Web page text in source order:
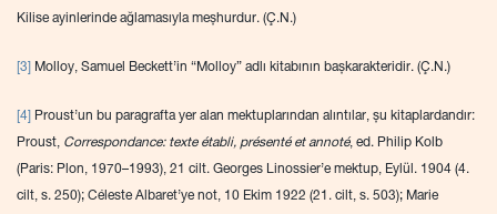
Kilise ayinlerinde ağlamasıyla meşhurdur. (Ç.N.)
[3] Molloy, Samuel Beckett’in “Molloy” adlı kitabının başkarakteridir. (Ç.N.)
[4]
Proust’un bu paragrafta yer alan mektuplarından alıntılar, şu kitaplardandır:
Proust, Correspondance: texte établi, présenté et annoté, ed. Philip Kolb
(Paris: Plon, 1970–1993), 21 cilt. Georges Linossier’e mektup, Eylül. 1904 (4.
cilt, s. 250); Céleste Albaret’ye not, 10 Ekim 1922 (21. cilt, s. 503); Marie